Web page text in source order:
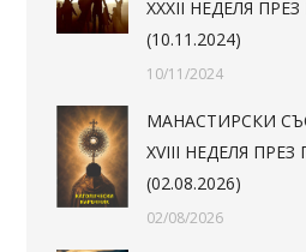
XXXII НЕДЕЛЯ
(10.11.2024)
10/11/2024
МАНАСТИРСКИ
XVIII НЕДЕЛЯ
(02.08.2026)
02/08/2026